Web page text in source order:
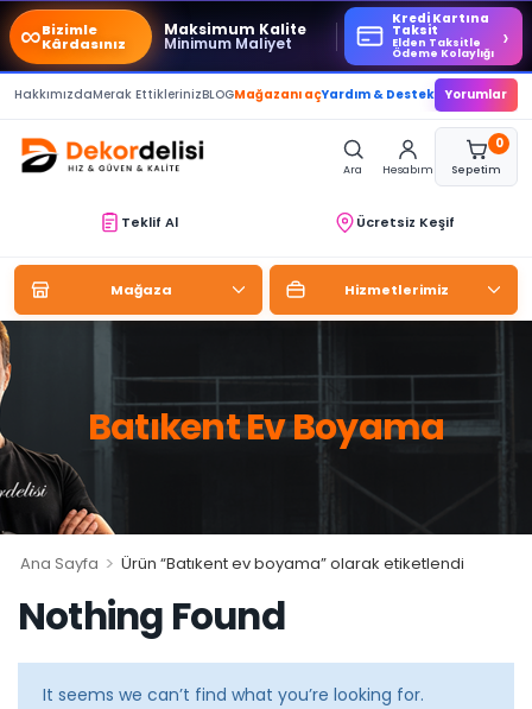
∞Bizimle
Kârdasınız
Maksimum Kalite
Minimum Maliyet
Kredi Kartına
Taksit
Elden Taksitle
Ödeme Kolaylığı
›
HakkımızdaMerak EttiklerinizBLOGMağazanı açYardım & Destek Yorumlar
Ara Hesabım
0
Sepetim
Teklif Al Ücretsiz Keşif
Mağaza Hizmetlerimiz
Batıkent Ev Boyama
Ana Sayfa > Ürün “Batıkent ev boyama” olarak etiketlendi
Nothing Found
It seems we can’t find what you’re looking for.